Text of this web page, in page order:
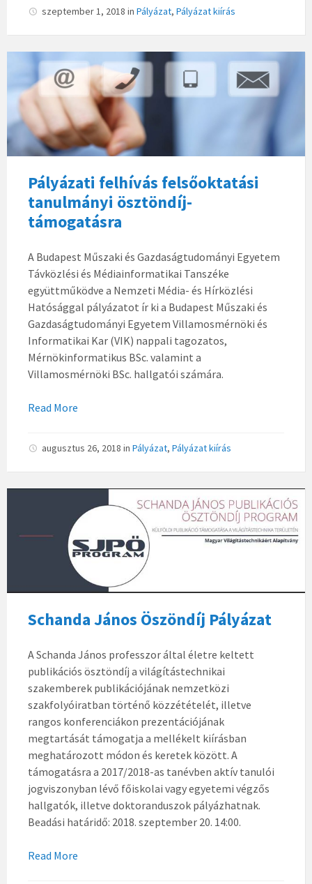
szeptember 1, 2018 in Pályázat, Pályázat kiírás
Pályázati felhívás felsőoktatási
tanulmányi ösztöndíj-
támogatásra
A Budapest Műszaki és Gazdaságtudományi Egyetem
Távközlési és Médiainformatikai Tanszéke
együttműködve a Nemzeti Média- és Hírközlési
Hatósággal pályázatot ír ki a Budapest Műszaki és
Gazdaságtudományi Egyetem Villamosmérnöki és
Informatikai Kar (VIK) nappali tagozatos,
Mérnökinformatikus BSc. valamint a
Villamosmérnöki BSc. hallgatói számára.
Read More
augusztus 26, 2018 in Pályázat, Pályázat kiírás
Schanda János Öszöndíj Pályázat
A Schanda János professzor által életre keltett
publikációs ösztöndíj a világítástechnikai
szakemberek publikációjának nemzetközi
szakfolyóiratban történő közzétételét, illetve
rangos konferenciákon prezentációjának
megtartását támogatja a mellékelt kiírásban
meghatározott módon és keretek között. A
támogatásra a 2017/2018-as tanévben aktív tanulói
jogviszonyban lévő főiskolai vagy egyetemi végzős
hallgatók, illetve doktoranduszok pályázhatnak.
Beadási határidő: 2018. szeptember 20. 14:00.
Read More